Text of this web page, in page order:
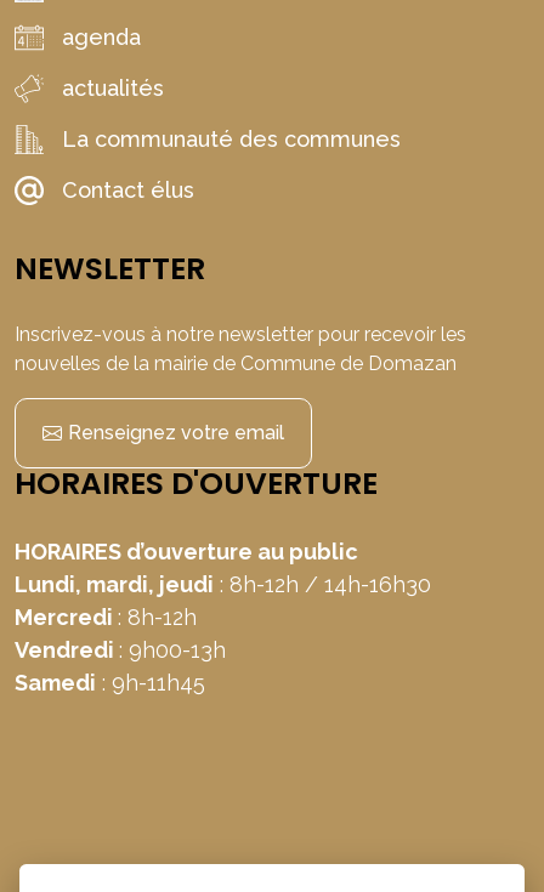
agenda
actualités
La communauté des communes
Contact élus
NEWSLETTER
Inscrivez-vous à notre newsletter pour recevoir les
nouvelles de la mairie de Commune de Domazan
Renseignez votre email
HORAIRES D'OUVERTURE
HORAIRES d’ouverture au public
Lundi, mardi, jeudi : 8h-12h / 14h-16h30
Mercredi : 8h-12h
Vendredi : 9h00-13h
Samedi : 9h-11h45